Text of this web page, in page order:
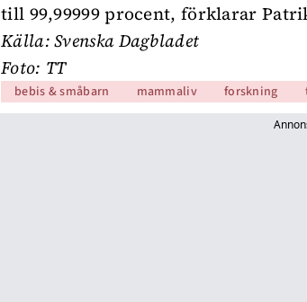
till 99,99999 procent, förklarar
Källa:Svenska Dagbladet
Foto: TT
bebis & småbarn mammaliv forskning